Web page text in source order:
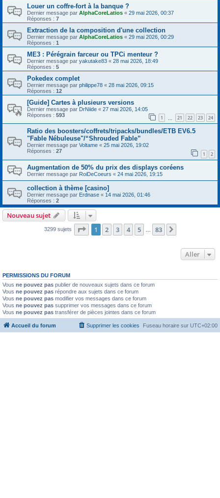
Louer un coffre-fort à la banque ?
Dernier message par AlphaCoreLatios « 29 mai 2026, 00:37
Réponses : 7
Extraction de la composition d'une collection
Dernier message par AlphaCoreLatios « 29 mai 2026, 00:29
Réponses : 1
ME3 : Pérégrain farceur ou TPCi menteur ?
Dernier message par yakutake83 « 28 mai 2026, 18:49
Réponses : 5
Pokedex complet
Dernier message par philippe78 « 28 mai 2026, 09:15
Réponses : 12
[Guide] Cartes à plusieurs versions
Dernier message par DrNiide « 27 mai 2026, 14:05
Réponses : 593 1 21 22 23 24
Ratio des boosters/coffrets/tripacks/bundles/ETB EV6.5
"Fable Nébuleuse"/“Shrouded Fable”
Dernier message par Voltame « 25 mai 2026, 19:02
Réponses : 27 1 2
Augmentation de 50% du prix des displays coréens
Dernier message par RoiDeCoeurs « 24 mai 2026, 19:15
collection à thème [casino]
Dernier message par Erdnase « 14 mai 2026, 01:46
Réponses : 2
Nouveau sujet
3299 sujets Page 1sur83
1 2 3 4 5 83
Aller
PERMISSIONS DU FORUM
Vous ne pouvez pas publier de nouveaux sujets dans ce forum
Vous ne pouvez pas répondre aux sujets dans ce forum
Vous ne pouvez pas modifier vos messages dans ce forum
Vous ne pouvez pas supprimer vos messages dans ce forum
Vous ne pouvez pas transférer de pièces jointes dans ce forum
Accueil du forum Fuseau horaire sur UTC+02:00
Supprimer les cookies